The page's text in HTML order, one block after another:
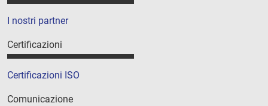
I nostri partner
Certificazioni
Certificazioni ISO
Comunicazione